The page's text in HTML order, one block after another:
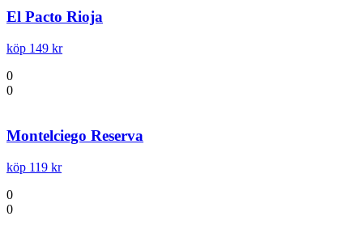
El Pacto Rioja
köp 149 kr
0
0
Montelciego Reserva
köp 119 kr
0
0